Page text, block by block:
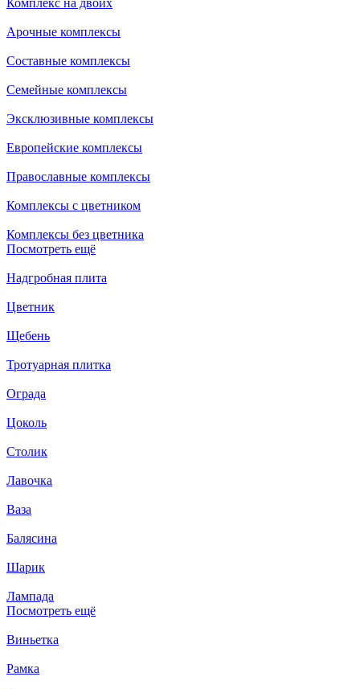
Арочные комплексы
Составные комплексы
Семейные комплексы
Эксклюзивные комплексы
Европейские комплексы
Православные комплексы
Комплексы с цветником
Комплексы без цветника
Посмотреть ещё
Надгробная плита
Цветник
Щебень
Тротуарная плитка
Ограда
Цоколь
Столик
Лавочка
Ваза
Балясина
Шарик
Лампада
Посмотреть ещё
Виньетка
Рамка